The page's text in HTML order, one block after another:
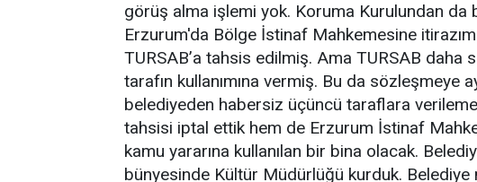
görüş alma işlemi yok. Koruma Kurulundan da
Erzurum'da Bölge İstinaf Mahkemesine
TURSAB’a tahsis edilmiş. Ama TURSAB
tarafın kullanımına vermiş. Bu da sözleşmeye
belediyeden habersiz üçüncü taraflara
tahsisi iptal ettik hem de Erzurum İstinaf
kamu yararına kullanılan bir bina olacak.
bünyesinde Kültür Müdürlüğü kurduk.